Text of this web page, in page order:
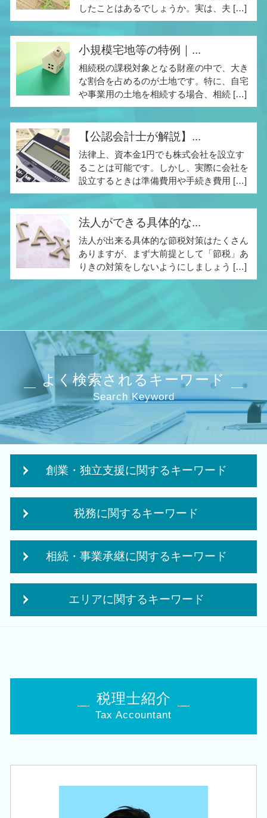
したことはあるでしょうか。実は、夫 […]
小規模宅地等の特例｜...
相続税の課税対象となる財産の中で、大き
な割合を占めるのが土地です。特に、自宅
や事業用の土地を相続する場合、相続 […]
【公認会計士が解説】...
法律上、資本金1円でも株式会社を設立す
ることは可能です。しかし、実際に会社を
設立するときは準備費用や手続き費用 […]
法人ができる具体的な...
法人が出来る具体的な節税対策はたくさん
ありますが、まず大前提として「節税」あ
りきの対策をしないようにしましょう […]
よく検索されるキーワード
Search Keyword
創業・独立支援に関するキーワード
個人事業主 法人化
会社設立 資本金
創業支援 資金
法人成り タイミング
会社 補助金制度
個人事業主 法人化 デメリット
税務に関するキーワード
中期 経営計画
法人税 申告 決算書
法人税 中間納付
税務調査 何年前まで
納税申告書 作成
相続・事業承継に関するキーワード
名義預金 贈与税
生命保険 相続対策
相続税 税務署
相続税 対策 贈与
相続時精算課税 申告
エリアに関するキーワード
会社設立 税理士 相談 新潟駅
創業支援 税理士 相談 新潟市中央区
税務顧問 税理士 相談 五泉市
会社設立 税理士 相談 田上町
税務顧問 税理士 相談 長岡市
税務顧問 税理士 相談 新発田市
税理士紹介
Tax Accountant